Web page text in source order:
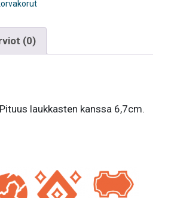
(0)
laukkasten kanssa 6,7cm.